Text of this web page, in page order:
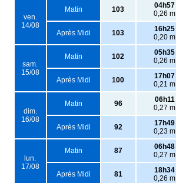
ven.
14/08
Matin 103
04h57
0,26 m
Après Midi 103
16h25
0,20 m
sam.
15/08
Matin 102
05h35
0,26 m
Après Midi 100
17h07
0,21 m
dim.
16/08
Matin 96
06h11
0,27 m
Après Midi 92
17h49
0,23 m
lun.
17/08
Matin 87
06h48
0,27 m
Après Midi 81
18h34
0,26 m